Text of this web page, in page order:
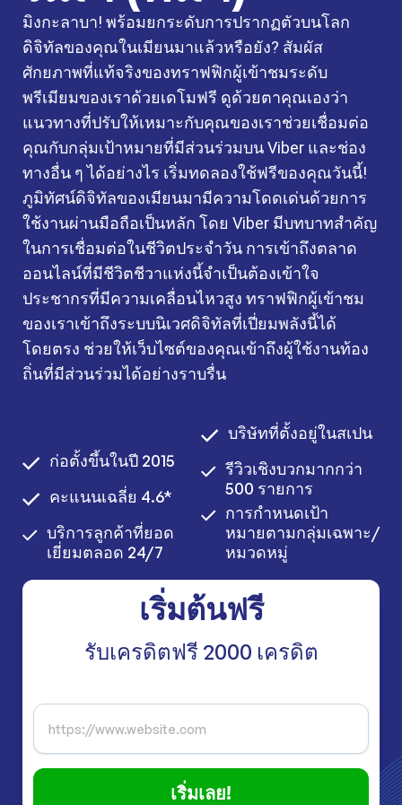
มิงกะลาบา! พร้อมยกระดับการปรากฏตัวบนโลก
ดิจิทัลของคุณในเมียนมาแล้วหรือยัง? สัมผัส
ศักยภาพที่แท้จริงของทราฟฟิกผู้เข้าชมระดับ
พรีเมียมของเราด้วยเดโมฟรี ดูด้วยตาคุณเองว่า
แนวทางที่ปรับให้เหมาะกับคุณของเราช่วยเชื่อมต่อ
คุณกับกลุ่มเป้าหมายที่มีส่วนร่วมบน Viber และช่อง
ทางอื่น ๆ ได้อย่างไร เริ่มทดลองใช้ฟรีของคุณวันนี้!
ภูมิทัศน์ดิจิทัลของเมียนมามีความโดดเด่นด้วยการ
ใช้งานผ่านมือถือเป็นหลัก โดย Viber มีบทบาทสำคัญ
ในการเชื่อมต่อในชีวิตประจำวัน การเข้าถึงตลาด
ออนไลน์ที่มีชีวิตชีวาแห่งนี้จำเป็นต้องเข้าใจ
ประชากรที่มีความเคลื่อนไหวสูง ทราฟฟิกผู้เข้าชม
ของเราเข้าถึงระบบนิเวศดิจิทัลที่เปี่ยมพลังนี้ได้
โดยตรง ช่วยให้เว็บไซต์ของคุณเข้าถึงผู้ใช้งานท้อง
ถิ่นที่มีส่วนร่วมได้อย่างราบรื่น
ก่อตั้งขึ้นในปี 2015
คะแนนเฉลี่ย 4.6*
บริการลูกค้าที่ยอด
เยี่ยมตลอด 24/7
บริษัทที่ตั้งอยู่ในสเปน
รีวิวเชิงบวกมากกว่า
500 รายการ
การกำหนดเป้า
หมายตามกลุ่มเฉพาะ/
หมวดหมู่
เริ่มต้นฟรี
รับเครดิตฟรี 2000 เครดิต
เริ่มเลย!